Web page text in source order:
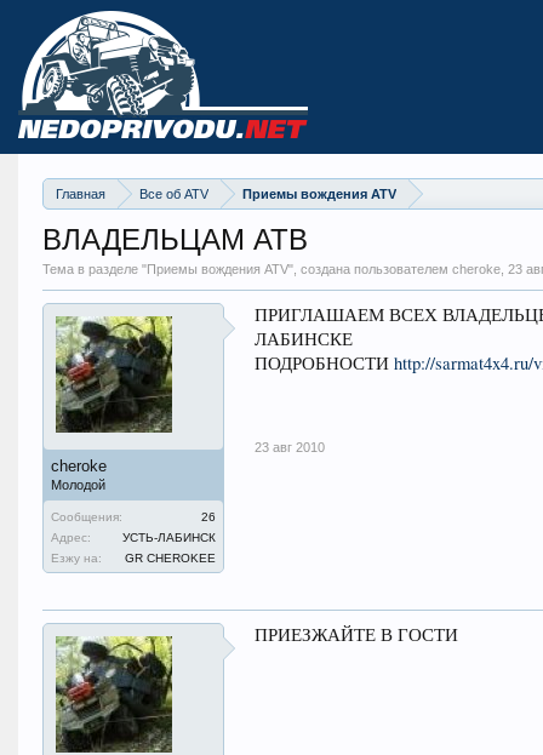
Главная Все об ATV Приемы вождения ATV
ВЛАДЕЛЬЦАМ АТВ
Тема в разделе "Приемы вождения ATV", создана пользователем cheroke, 23
cheroke
Молодой
Сообщения:
26
Адрес:
УСТЬ-ЛАБИНСК
Езжу на:
GR CHEROKEE
ПРИГЛАШАЕМ ВСЕХ
ЛАБИНСКЕ
ПОДРОБНОСТИ http://sarmat4x4.ru/
23 авг 2010
ПРИЕЗЖАЙТЕ В ГОСТИ